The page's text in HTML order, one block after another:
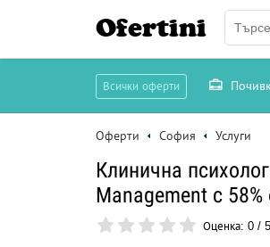
Ofertini
Всички оферти
Оферти София Услуги
Клинична
Management с
Оценка: 0 / 5